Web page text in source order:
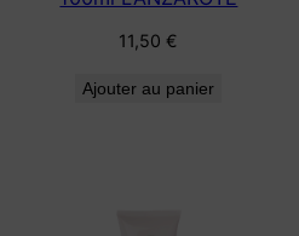
11,50 €
Ajouter au panier